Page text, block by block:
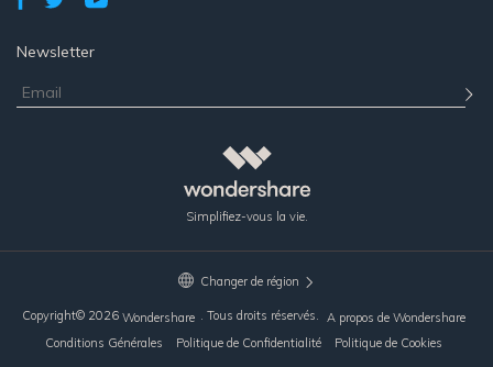
Simplifiez-vous la vie.
Newsletter
Changer de région
Copyright© 2026 Wondershare . Tous droits réservés.
A propos de Wondershare
Conditions Générales
Politique de Confidentialité Politique de Cookies